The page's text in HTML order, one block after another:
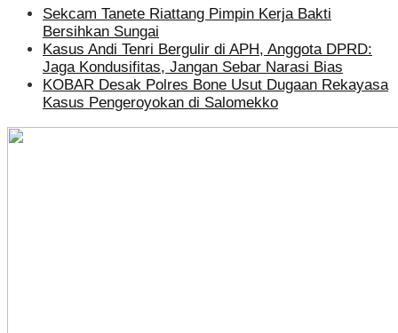
Sekcam Tanete Riattang Pimpin Kerja Bakti
Bersihkan Sungai
Kasus Andi Tenri Bergulir di APH, Anggota DPRD:
Jaga Kondusifitas, Jangan Sebar Narasi Bias
KOBAR Desak Polres Bone Usut Dugaan Rekayasa
Kasus Pengeroyokan di Salomekko